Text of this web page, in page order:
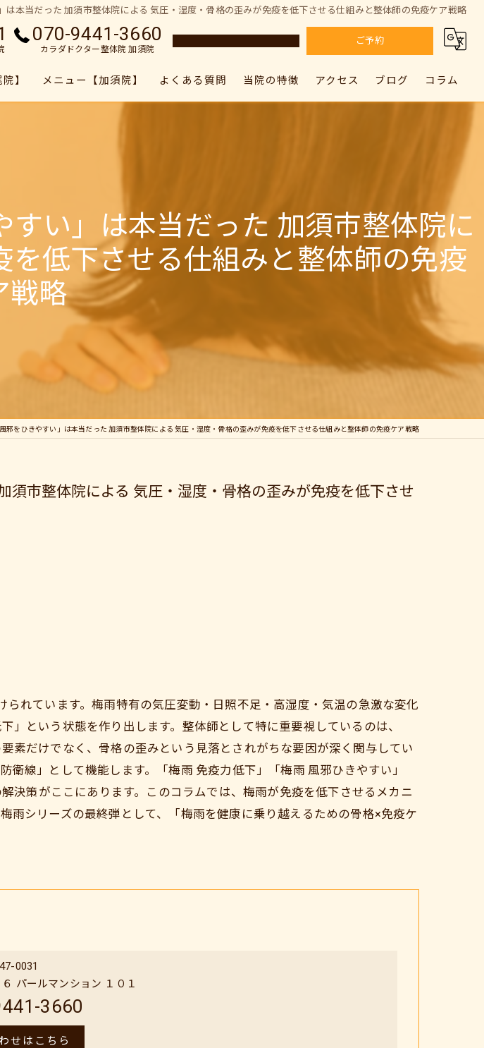
本当だった 加須市整体院による 気圧・湿度・骨格の歪みが免疫を低下させる仕組みと整体師の免疫ケア戦略
070-9441-3660
カラダドクター整体院 加須院
ご予約
】 メニュー【加須院】 よくある質問 当院の特徴
姿勢矯正
筋膜リリース
アクセス ブログ コラム
い」は本当だった 加須市整体院に
低下させる仕組みと整体師の免疫
戦略
邪をひきやすい」は本当だった 加須市整体院による 気圧・湿度・骨格の歪みが免疫を低下させる仕組みと整体師の免疫ケア戦略
市整体院による 気圧・湿度・骨格の歪みが免疫を低下させ
れています。梅雨特有の気圧変動・日照不足・高湿度・気温の急激な変化
という状態を作り出します。整体師として特に重要視しているのは、
素だけでなく、骨格の歪みという見落とされがちな要因が深く関与してい
線」として機能します。「梅雨 免疫力低下」「梅雨 風邪ひきやすい」
決策がここにあります。このコラムでは、梅雨が免疫を低下させるメカニ
雨シリーズの最終弾として、「梅雨を健康に乗り越えるための骨格×免疫ケ
0031
パールマンション １０１
3660
せはこちら